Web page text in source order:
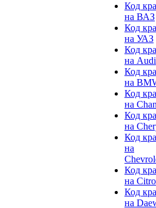
Код
на ВАЗ
Код
на УАЗ
Код
на Audi
Код
на
Код
на
Код
на
Код
на
Код
на
Код
на